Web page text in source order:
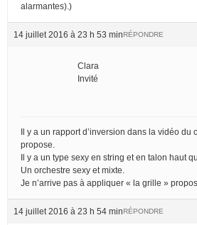
alarmantes).)
14 juillet 2016 à 23 h 53 minRÉPONDRE
Clara
Invité
Il y a un rapport d’inversion dans la vidéo du
propose.
Il y a un type sexy en string et en talon haut
Un orchestre sexy et mixte.
Je n’arrive pas à appliquer « la grille »
14 juillet 2016 à 23 h 54 minRÉPONDRE